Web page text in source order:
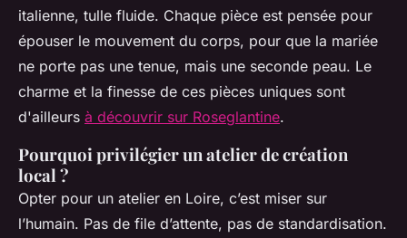
italienne, tulle fluide. Chaque pièce est pensée pour
épouser le mouvement du corps, pour que la mariée
ne porte pas une tenue, mais une seconde peau. Le
charme et la finesse de ces pièces uniques sont
d'ailleurs à découvrir sur Roseglantine.
Pourquoi privilégier un atelier de création
local ?
Opter pour un atelier en Loire, c’est miser sur
l’humain. Pas de file d’attente, pas de standardisation.